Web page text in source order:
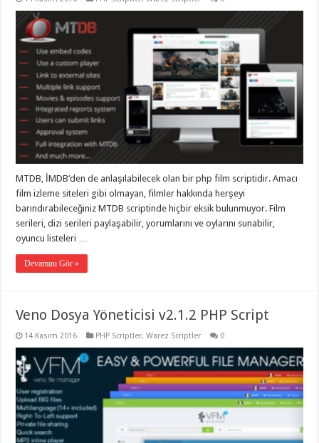
MTDB, İMDB‘den de anlaşılabilecek olan bir php film scriptidir. Amacı
film izleme siteleri gibi olmayan, filmler hakkında herşeyi
barındırabileceğiniz MTDB scriptinde hiçbir eksik bulunmuyor. Film
serileri, dizi serileri paylaşabilir, yorumlarını ve oylarını sunabilir,
oyuncu listeleri …
Devamını Gör »
Veno Dosya Yöneticisi v2.1.2 PHP Script
14 Kasım 2016 PHP Scriptler,Warez Scriptler 0